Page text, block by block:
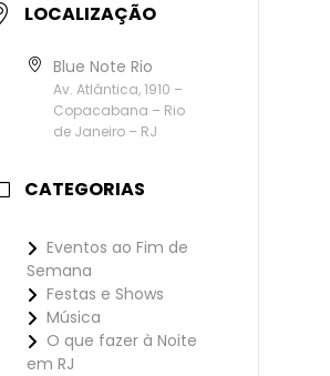
LOCALIZAÇÃO
Blue Note Rio
Av. Atlântica, 1910 –
Copacabana – Rio
de Janeiro – RJ
CATEGORIAS
Eventos ao Fim de
Semana
Festas e Shows
Música
O que fazer à Noite
em RJ